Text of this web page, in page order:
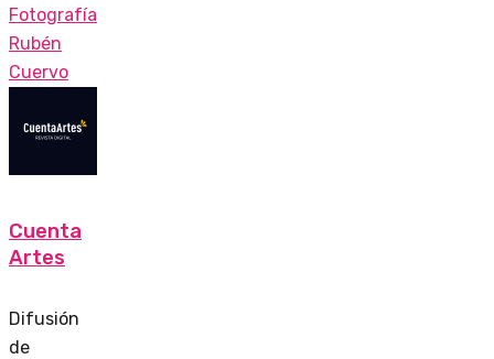
Fotografía
Rubén
Cuervo
Cuenta
Artes
Difusión
de